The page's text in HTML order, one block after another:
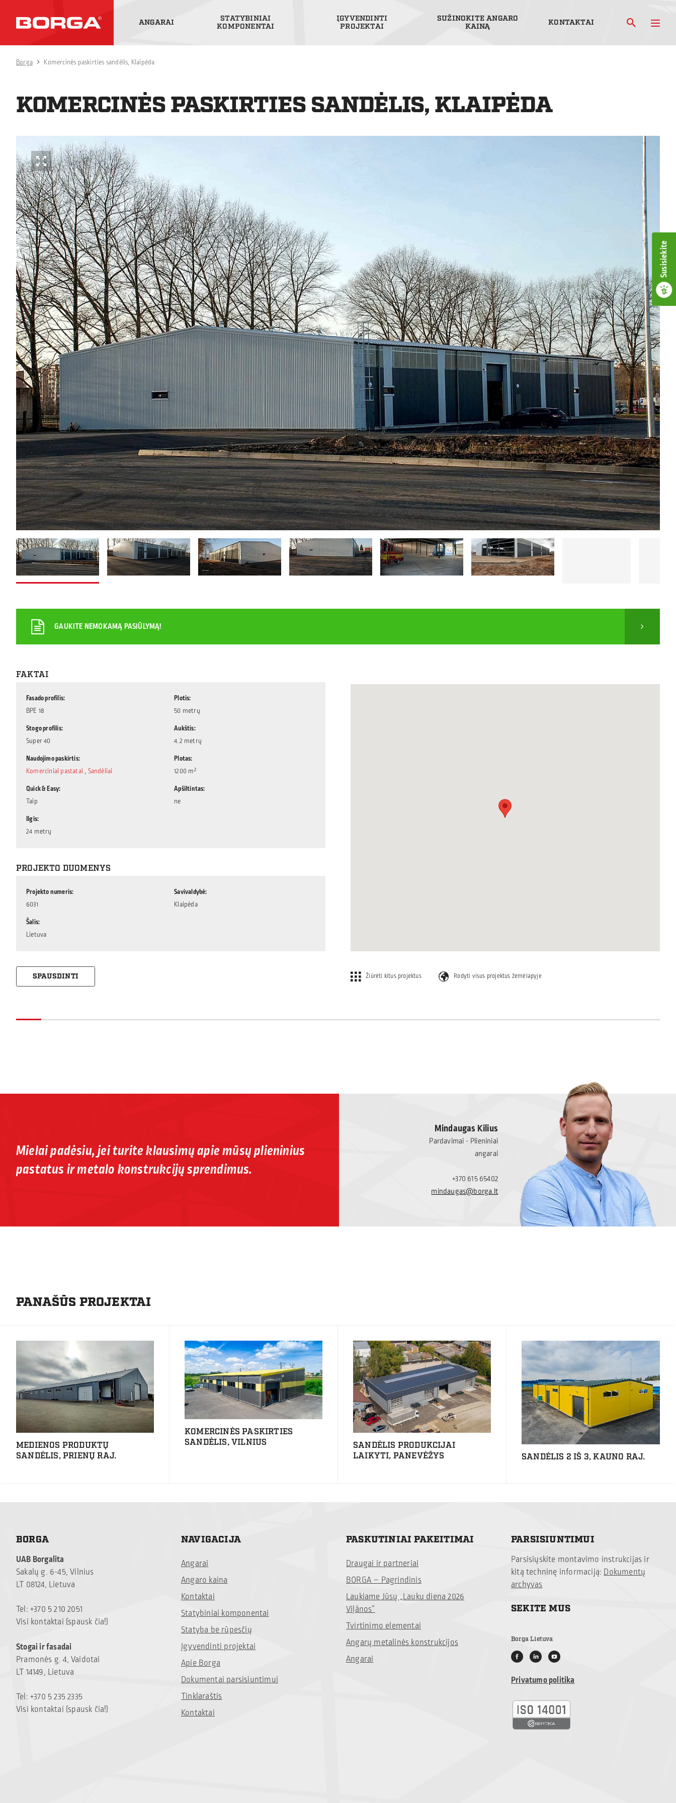
ANGARAI
STATYBINIAI
KOMPONENTAI
ĮGYVENDINTI
PROJEKTAI
SUŽINOKITE ANGARO
KAINĄ
KONTAKTAI
Susisiekite
Borga Komercinės paskirties sandėlis, Klaipėda
KOMERCINĖS PASKIRTIES SANDĖLIS, KLAIPĖDA
GAUKITE NEMOKAMĄ PASIŪLYMĄ!
FAKTAI
Fasado profilis
BPE 18
Stogo profilis
Super 40
Naudojimo paskirtis
Komerciniai pastatai , Sandėliai
Quick & Easy
Taip
Ilgis
24 metrų
Plotis
50 metrų
Aukštis
4.2 metrų
Plotas
1200 m²
Apšiltintas
ne
PROJEKTO DUOMENYS
Projekto numeris
6031
Šalis
Lietuva
Savivaldybė
Klaipėda
SPAUSDINTI Žiūrėti kitus projektus Rodyti visus projektus žemėlapyje
Mindaugas Kilius
Pardavimai - Plieniniai
angarai
+370 615 65402
mindaugas@borga.lt
Mielai padėsiu, jei turite klausimų apie mūsų plieninius
pastatus ir metalo konstrukcijų sprendimus.
PANAŠŪS PROJEKTAI
MEDIENOS PRODUKTŲ
SANDĖLIS, PRIENŲ RAJ.
KOMERCINĖS PASKIRTIES
SANDĖLIS, VILNIUS
SANDĖLIS PRODUKCIJAI
LAIKYTI, PANEVĖŽYS
SANDĖLIS 2 IŠ 3, KAUNO RAJ.
BORGA
UAB Borgalita
Sakalų g. 6-45, Vilnius
LT 08124, Lietuva
Tel: +370 5 210 2051
Visi kontaktai (spausk čia!)
Stogai ir fasadai
Pramonės g. 4, Vaidotai
LT 14149, Lietuva
Tel: +370 5 235 2335
Visi kontaktai (spausk čia!)
NAVIGACIJA
Angarai
Angaro kaina
Kontaktai
Statybiniai komponentai
Statyba be rūpesčių
Įgyvendinti projektai
Apie Borga
Dokumentai parsisiuntimui
Tinklaraštis
Kontaktai
PASKUTINIAI PAKEITIMAI
Draugai ir partneriai
BORGA – Pagrindinis
Laukiame Jūsų „Lauku diena 2026
Viļānos“
Tvirtinimo elementai
Angarų metalinės konstrukcijos
Angarai
PARSISIUNTIMUI
Parsisiųskite montavimo instrukcijas ir
kitą techninę informaciją:Dokumentų
archyvas
SEKITE MUS
Borga Lietuva
Privatumo politika